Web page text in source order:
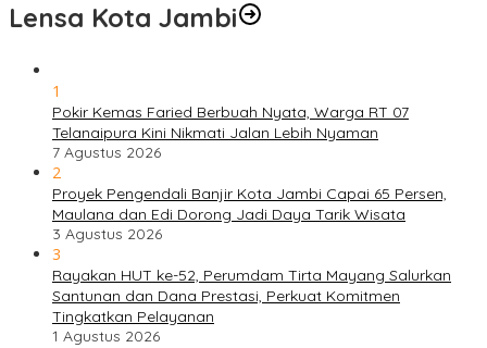
Lensa Kota Jambi
1
Pokir Kemas Faried Berbuah Nyata, Warga RT 07
Telanaipura Kini Nikmati Jalan Lebih Nyaman
7 Agustus 2026
2
Proyek Pengendali Banjir Kota Jambi Capai 65 Persen,
Maulana dan Edi Dorong Jadi Daya Tarik Wisata
3 Agustus 2026
3
Rayakan HUT ke-52, Perumdam Tirta Mayang Salurkan
Santunan dan Dana Prestasi, Perkuat Komitmen
Tingkatkan Pelayanan
1 Agustus 2026